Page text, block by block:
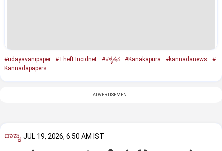
#udayavanipaper #Theft Incidnet #ಕಳ್ಳತನ #Kanakapura #kannadanews
#
Kannadapapers
ADVERTISEMENT
ರಾಜ್ಯ JUL 19, 2026, 6:50 AM IST